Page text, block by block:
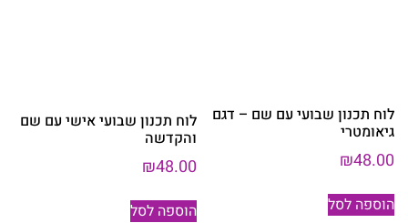
לוח תכנון שבועי עם שם – דגם
גיאומטרי
₪48.00
הוספה לסל
לוח תכנון שבועי אישי עם שם
והקדשה
₪48.00
הוספה לסל